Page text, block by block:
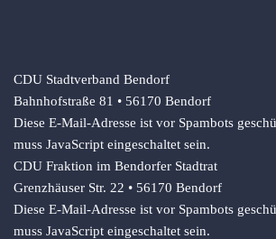
CDU Stadtverband Bendorf
Bahnhofstraße 81 • 56170 Bendorf
Diese E-Mail-Adresse ist vor Spambots
muss JavaScript eingeschaltet sein.
CDU Fraktion im Bendorfer Stadtrat
Grenzhäuser Str. 22 • 56170 Bendorf
Diese E-Mail-Adresse ist vor Spambots
muss JavaScript eingeschaltet sein.